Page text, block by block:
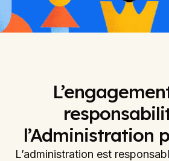
l’Administration
L’administration est